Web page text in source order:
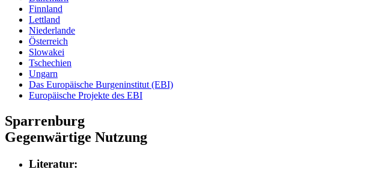
Finnland
Lettland
Niederlande
Österreich
Slowakei
Tschechien
Ungarn
Das Europäische Burgeninstitut (EBI)
Europäische Projekte des EBI
Sparrenburg
Gegenwärtige Nutzung
Literatur: